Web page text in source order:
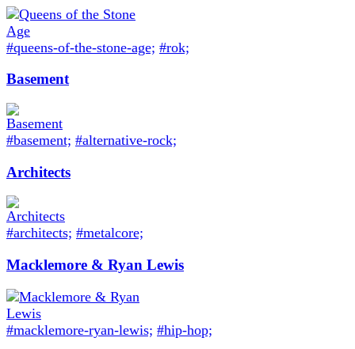
#queens-of-the-stone-age; #rok;
Basement
#basement; #alternative-rock;
Architects
#architects; #metalcore;
Macklemore & Ryan Lewis
#macklemore-ryan-lewis; #hip-hop;